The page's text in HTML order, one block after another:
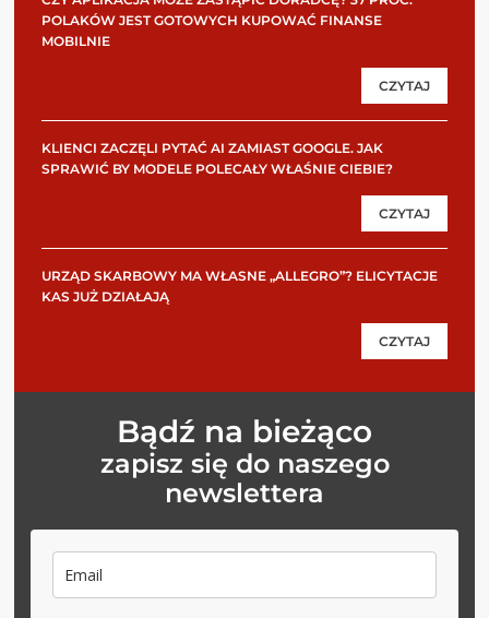
POLAKÓW JEST GOTOWYCH KUPOWAĆ FINANSE
MOBILNIE
CZYTAJ
KLIENCI ZACZĘLI PYTAĆ AI ZAMIAST GOOGLE. JAK
SPRAWIĆ BY MODELE POLECAŁY WŁAŚNIE CIEBIE?
CZYTAJ
URZĄD SKARBOWY MA WŁASNE „ALLEGRO”? ELICYTACJE
KAS JUŻ DZIAŁAJĄ
CZYTAJ
Bądź na bieżąco
zapisz się do naszego
newslettera